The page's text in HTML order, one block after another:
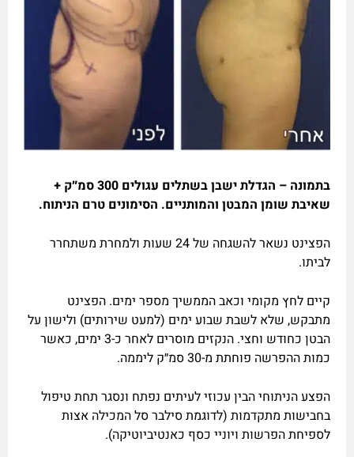
בתמונה – הגדלת ישבן בשתלים עגולים 300 סמ״ק +
שאיבת שומן המבטן והמותניים. הסימונים טרם הניתוח.
הפצינט נשאר להשגחה של 24 שעות ולמחרת משתחרר
לביתו.
קיים לחץ מקומי וכאב הממשיך מספר ימים. הפצינט
מתבקש, שלא לשבת שבוע ימים (למעט שירותים) ולישון על
הבטן כחודש וחצי. הנקזים מוסרים לאחר כ-3 ימים, כאשר
כמות ההפרשה פוחתת מ-30 סמ״ק ליממה.
הפצע הניתוחי הבין עכוזי לעיתים נפתח ונסגר תחת טיפול
בחבישות מתקדמות (לדוגמת סילבר סל המכילה אצות
לספיחת הפרשות ויוניי כסף כאנטיביוטיקה).